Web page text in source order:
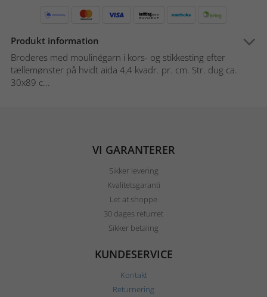
Produkt information
Broderes med moulinégarn i kors- og stikkesting efter
tællemønster på hvidt aida 4,4 kvadr. pr. cm. Str. dug ca.
30x89 c...
VI GARANTERER
Sikker levering
Kvalitetsgaranti
Let at shoppe
30 dages returret
Sikker betaling
KUNDESERVICE
Kontakt
Returnering